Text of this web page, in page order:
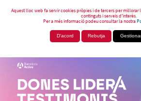
Aquest lloc web fa servir cookies pròpies i de tercers per millorar
continguts i serveis d’interès.
Per a més informació podeu consultar la nostra
D'acord Rebutja